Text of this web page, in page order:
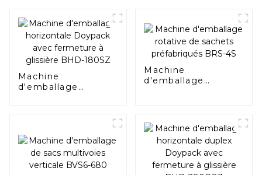
Machine
d'emballage
180SZ
Machine
d'emballage